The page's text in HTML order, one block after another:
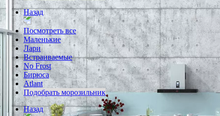
Назад
Посмотреть все
Маленькие
Лари
Встраиваемые
No Frost
Бирюса
Atlant
Подобрать морозильник
Назад